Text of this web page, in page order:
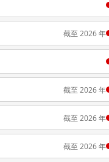
截至 2026 年
截至 2026 年
截至 2026 年
截至 2026 年